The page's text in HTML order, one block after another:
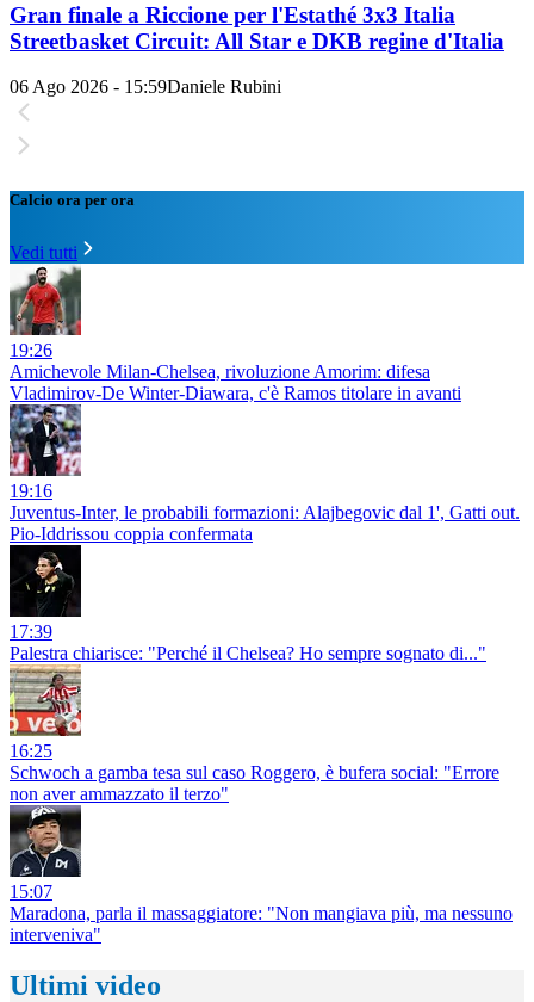
Gran finale a Riccione per l'Estathé 3x3 Italia
Streetbasket Circuit: All Star e DKB regine d'Italia
06 Ago 2026 - 15:59Daniele Rubini
Calcio ora per ora
Vedi tutti
19:26
Amichevole Milan-Chelsea, rivoluzione Amorim: difesa
Vladimirov-De Winter-Diawara, c'è Ramos titolare in avanti
19:16
Juventus-Inter, le probabili formazioni: Alajbegovic dal 1', Gatti out.
Pio-Iddrissou coppia confermata
17:39
Palestra chiarisce: "Perché il Chelsea? Ho sempre sognato di..."
16:25
Schwoch a gamba tesa sul caso Roggero, è bufera social: "Errore
non aver ammazzato il terzo"
15:07
Maradona, parla il massaggiatore: "Non mangiava più, ma nessuno
interveniva"
Ultimi video